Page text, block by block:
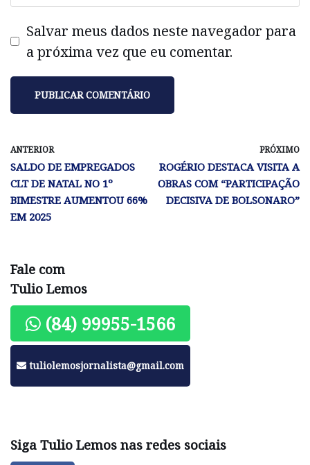
Salvar meus dados neste navegador para
a próxima vez que eu comentar.
ANTERIOR
SALDO DE EMPREGADOS
CLT DE NATAL NO 1º
BIMESTRE AUMENTOU 66%
EM 2025
PRÓXIMO
ROGÉRIO DESTACA VISITA A
OBRAS COM “PARTICIPAÇÃO
DECISIVA DE BOLSONARO”
Fale com
Tulio Lemos
(84) 99955-1566
tuliolemosjornalista@gmail.com
Siga Tulio Lemos nas redes sociais